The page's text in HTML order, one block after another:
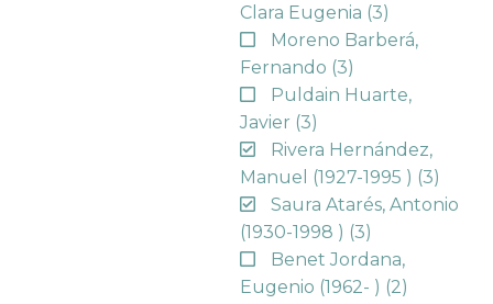
Clara Eugenia (3)
Moreno Barberá,
Fernando (3)
Puldain Huarte,
Javier (3)
Rivera Hernández,
Manuel (1927-1995 ) (3)
Saura Atarés, Antonio
(1930-1998 ) (3)
Benet Jordana,
Eugenio (1962- ) (2)